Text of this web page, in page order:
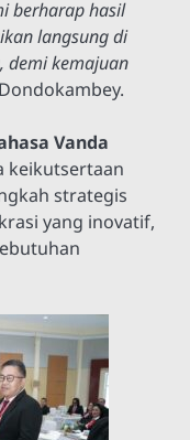
berharap hasil
langsung di
demi kemajuan
Vanda
keikutsertaan
strategis
yang inovatif,